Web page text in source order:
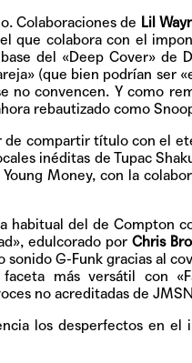
Colaboraciones de Lil
que colabora con el
del «Deep Cover» de
(que bien podrían ser
no convencen. Y como
rebautizado como
compartir título con el
inéditas de Tupac
Money, con la
del de Compton
edulcorado por Chris
G-Funk gracias al
más versátil con
no acreditadas de
los desperfectos en el